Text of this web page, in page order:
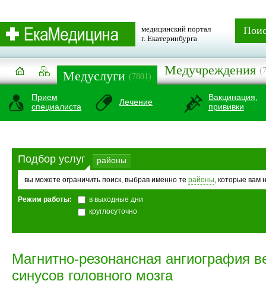
медицинский портал
г. Екатеринбурга
Медуслуги (7801) Медучреждения
Прием
специалиста
Лечение
Вакцинация,
прививки
Подбор услуг районы
вы можете ограничить поиск, выбрав именно те районы, которые вам
Режим работы:
в выходные дни
круглосуточно
Магнитно-резонансная ангиография
синусов головного мозга